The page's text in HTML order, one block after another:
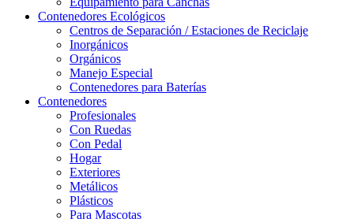
Contenedores Ecológicos
Centros de Separación / Estaciones de Reciclaje
Inorgánicos
Orgánicos
Manejo Especial
Contenedores para Baterías
Contenedores
Profesionales
Con Ruedas
Con Pedal
Hogar
Exteriores
Metálicos
Plásticos
Para Mascotas